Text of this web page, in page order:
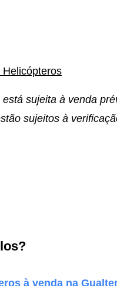
sujeita à venda
sujeitos à
à venda na